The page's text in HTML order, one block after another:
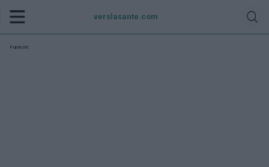
verslasante.com
Publicité: